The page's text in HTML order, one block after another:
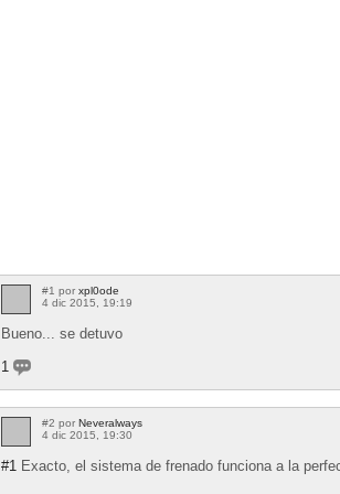
#1 por xpl0ode
4 dic 2015, 19:19
Bueno... se detuvo
1
#2 por Neveralways
4 dic 2015, 19:30
#1 Exacto, el sistema de frenado funciona a la